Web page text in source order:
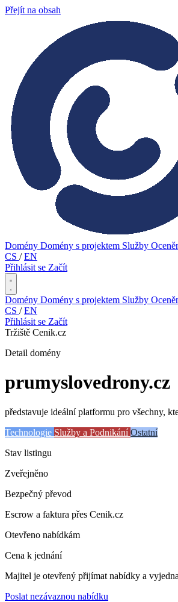
Přejít na obsah
Domény Domény s projektem Služby
CS / EN
Přihlásit se Začít
Domény Domény s projektem Služby
CS / EN
Přihlásit se Začít
Tržiště Cenik.cz
Detail domény
prumyslovedrony.cz
představuje ideální platformu pro všechny,
Technologie Služby a PodnikáníOstatní
Stav listingu
Zveřejněno
Bezpečný převod
Escrow a faktura přes Cenik.cz
Otevřeno nabídkám
Cena k jednání
Majitel je otevřený přijímat nabídky a
Poslat nezávaznou nabídku